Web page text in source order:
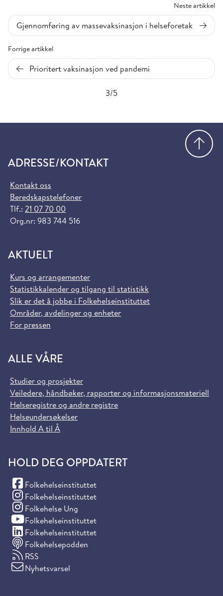
Forrige artikkel
Prioritert vaksinasjon ved pandemi
3/5
Neste artikkel
Gjennomføring av massevaksinasjon i helseforetak
ADRESSE/KONTAKT
Kontakt oss
Beredskapstelefoner
Tlf.: 21 07 70 00
Org.nr: 983 744 516
AKTUELT
Kurs og arrangementer
Statistikkalender og tilgang til statistikk
Slik er det å jobbe i Folkehelseinstituttet
Områder, avdelinger og enheter
For pressen
ALLE VÅRE
Studier og prosjekter
Veiledere, håndbøker, rapporter og informasjonsmateriell
Helseregistre og andre registre
Helseundersøkelser
Innhold A til Å
HOLD DEG OPPDATERT
Folkehelseinstituttet
(Facebook)
Folkehelseinstituttet
(Instagram)
Folkehelse Ung
(Instagram)
Folkehelseinstituttet
(YouTube)
Folkehelseinstituttet
(LinkedIn)
Folkehelsepodden
RSS
Nyhetsvarsel